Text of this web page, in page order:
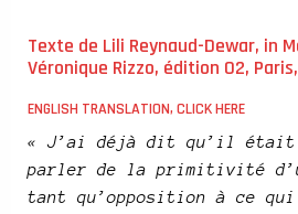
Texte de Lili Reynaud-Dewar, in
Véronique Rizzo, édition 02,
ENGLISH TRANSLATION, CLICK HERE
« J’ai déjà dit qu’il était
parler de la primitivité
tant qu’opposition à ce